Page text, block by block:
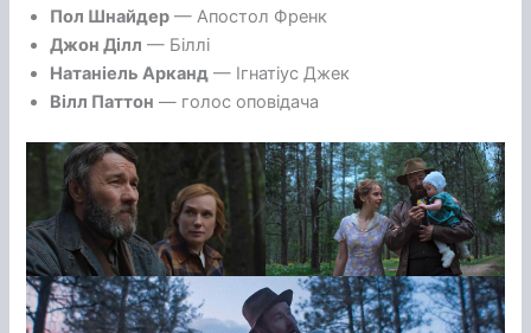
Пол Шнайдер — Апостол Френк
Джон Ділл — Біллі
Натаніель Арканд — Ігнатіус Джек
Вілл Паттон — голос оповідача